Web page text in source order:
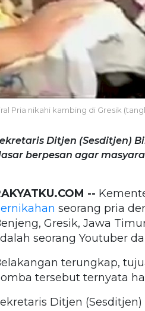
Pria nikahi kambing di Gresik
Ditjen (Sesditjen)
berpesan agar
--
seorang pria
Gresik, Jawa
seorang Youtuber
terungkap,
tersebut ternyata
Ditjen